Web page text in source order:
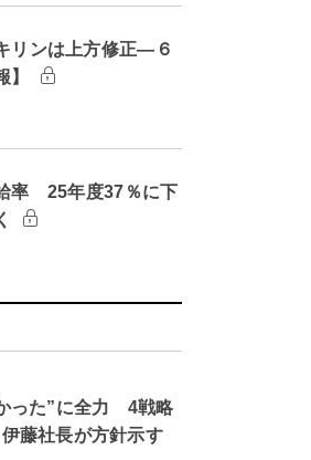
リンは上方修正―６
】
率 25年度37％に下
った”に全力 4戦略
藤社長が方針示す